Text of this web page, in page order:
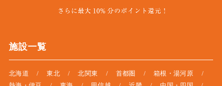
施設一覧
北海道 東北 北関東 首都圏
箱根・湯河原